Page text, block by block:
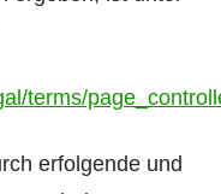
terms/
erfolgende und